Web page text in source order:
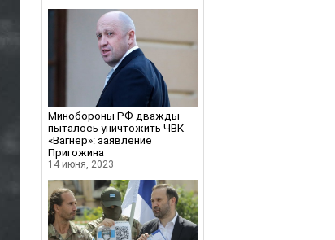
Минобороны РФ дважды
пыталось уничтожить ЧВК
«Вагнер»: заявление
Пригожина
14 июня, 2023